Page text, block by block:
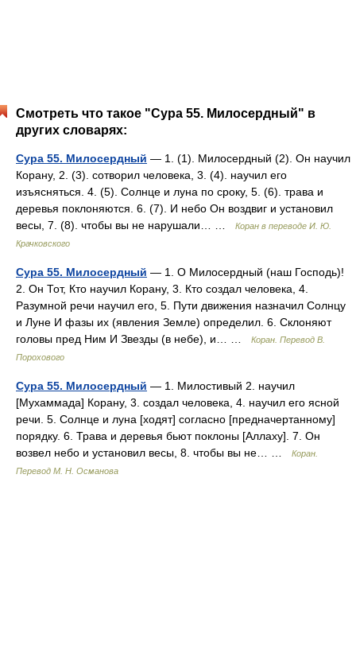
Смотреть что такое "Сура 55. Милосердный" в
других словарях:
Сура 55. Милосердный — 1. (1). Милосердный (2). Он научил
Корану, 2. (3). сотворил человека, 3. (4). научил его
изъясняться. 4. (5). Солнце и луна по сроку, 5. (6). трава и
деревья поклоняются. 6. (7). И небо Он воздвиг и установил
весы, 7. (8). чтобы вы не нарушали… …
Коран в переводе И. Ю.
Крачковского
Сура 55. Милосердный — 1. О Милосердный (наш Господь)!
2. Он Тот, Кто научил Корану, 3. Кто создал человека, 4.
Разумной речи научил его, 5. Пути движения назначил Солнцу
и Луне И фазы их (явления Земле) определил. 6. Склоняют
головы пред Ним И Звезды (в небе), и… …
Коран. Перевод В.
Порохового
Сура 55. Милосердный — 1. Милостивый 2. научил
[Мухаммада] Корану, 3. создал человека, 4. научил его ясной
речи. 5. Солнце и луна [ходят] согласно [предначертанному]
порядку. 6. Трава и деревья бьют поклоны [Аллаху]. 7. Он
возвел небо и установил весы, 8. чтобы вы не… …
Коран.
Перевод М. Н. Османова